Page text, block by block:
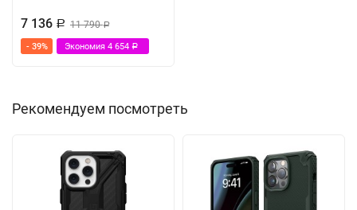
7 136 Р 11 790Р
- 39% Экономия 4 654 Р
Рекомендуем посмотреть